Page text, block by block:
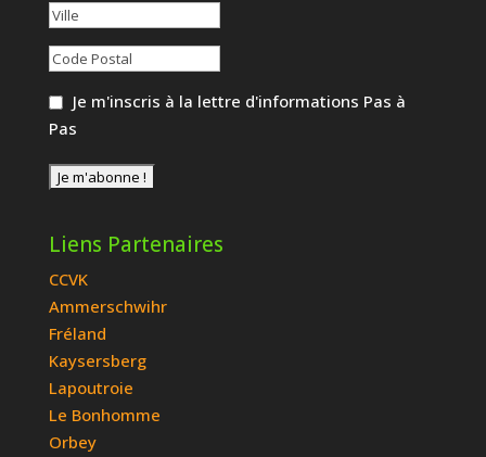
Je m'inscris à la lettre d'informations Pas à
Pas
Liens Partenaires
CCVK
Ammerschwihr
Fréland
Kaysersberg
Lapoutroie
Le Bonhomme
Orbey